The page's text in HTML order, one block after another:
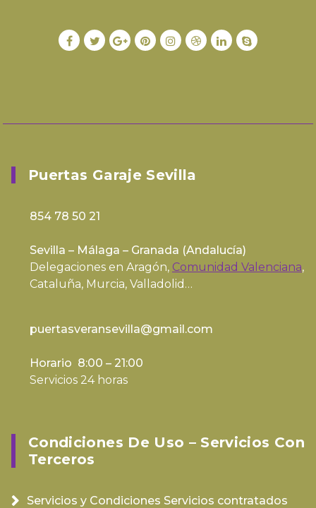
Puertas Garaje Sevilla
854 78 50 21
Sevilla – Málaga – Granada (Andalucía)
Delegaciones en Aragón, Comunidad Valenciana,
Cataluña, Murcia, Valladolid…
puertasveransevilla@gmail.com
Horario 8:00 – 21:00
Servicios 24 horas
Condiciones De Uso – Servicios Con
Terceros
Servicios y Condiciones Servicios contratados